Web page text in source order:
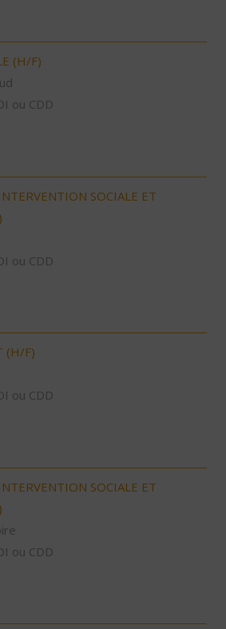
(H/F)
ou CDD
SOCIALE ET
ou CDD
(H/F)
ou CDD
SOCIALE ET
ou CDD